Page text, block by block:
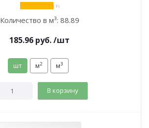
( 3 )
Количество в м³: 88.89
185.96 руб./шт
шт м2 м3
В корзину